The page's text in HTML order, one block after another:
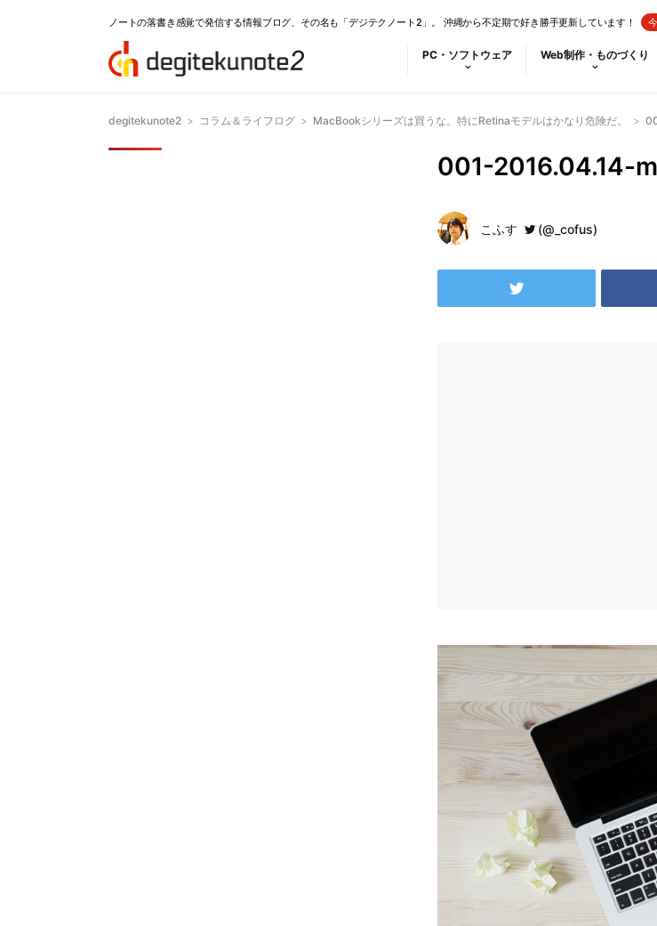
ノートの落書き感覚で発信する情報ブログ、その名も「デジテクノート2」。 沖縄から不定期で好き勝手更新しています！
PC・ソフトウェア Web制作・ものづくり
degitekunote2 > コラム＆ライフログ > MacBookシリーズは買うな。特にRetinaモデルはかなり危険だ。 >
001-2016.04.14-
こふす (@_cofus)